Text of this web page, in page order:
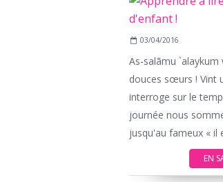
03/04/2016
As-salãmu
douces sœurs ! Vint
interroge sur le
journée nous
jusqu'au fameux « il
EN